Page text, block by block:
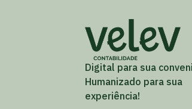
Digital para sua
Humanizado para sua
experiência!